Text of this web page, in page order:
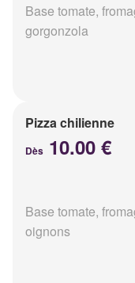
Base tomate,
gorgonzola
Pizza chilienne
Dès 10.00 €
Base tomate,
oignons